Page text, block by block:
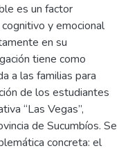
es un factor
y emocional
en su
tiene como
a las familias para
de los estudiantes
“Las Vegas”,
de Sucumbíos. Se
concreta: el